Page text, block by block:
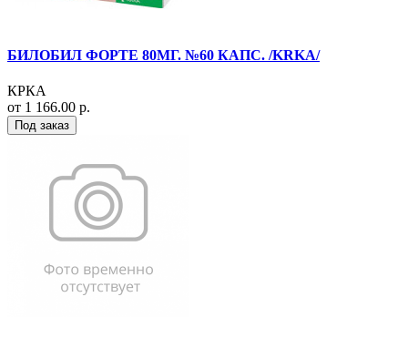
БИЛОБИЛ ФОРТЕ 80МГ. №60 КАПС. /KRKA/
КРКА
от 1 166.00 р.
Под заказ